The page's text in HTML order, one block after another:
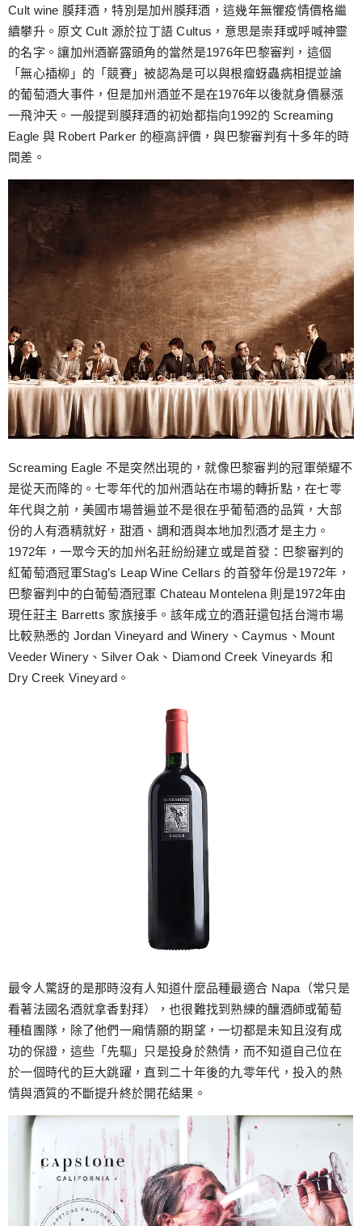
跳
至
主
內
容
Cult wine 膜拜酒，特別是加州膜拜酒，這幾年無懼疫情價格繼
續攀升。原文 Cult 源於拉丁語 Cultus，意思是崇拜或呼喊神靈
的名字。讓加州酒嶄露頭角的當然是1976年巴黎審判，這個
「無心插柳」的「競賽」被認為是可以與根瘤蚜蟲病相提並論
的葡萄酒大事件，但是加州酒並不是在1976年以後就身價暴漲
一飛沖天。一般提到膜拜酒的初始都指向1992的 Screaming
Eagle 與 Robert Parker 的極高評價，與巴黎審判有十多年的時
間差。
Screaming Eagle 不是突然出現的，就像巴黎審判的冠軍榮耀不
是從天而降的。七零年代的加州酒站在市場的轉折點，在七零
年代與之前，美國市場普遍並不是很在乎葡萄酒的品質，大部
份的人有酒精就好，甜酒、調和酒與本地加烈酒才是主力。
1972年，一眾今天的加州名莊紛紛建立或是首發：巴黎審判的
紅葡萄酒冠軍Stag’s Leap Wine Cellars 的首發年份是1972年，
巴黎審判中的白葡萄酒冠軍 Chateau Montelena 則是1972年由
現任莊主 Barretts 家族接手。該年成立的酒莊還包括台灣市場
比較熟悉的 Jordan Vineyard and Winery、Caymus、Mount
Veeder Winery、Silver Oak、Diamond Creek Vineyards 和
Dry Creek Vineyard。
最令人驚訝的是那時沒有人知道什麼品種最適合 Napa（常只是
看著法國名酒就拿香對拜），也很難找到熟練的釀酒師或葡萄
種植團隊，除了他們一廂情願的期望，一切都是未知且沒有成
功的保證，這些「先驅」只是投身於熱情，而不知道自己位在
於一個時代的巨大跳躍，直到二十年後的九零年代，投入的熱
情與酒質的不斷提升終於開花結果。